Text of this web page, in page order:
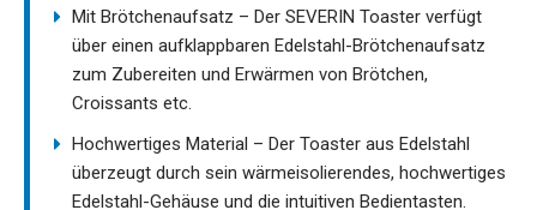
Mit Brötchenaufsatz – Der SEVERIN Toaster verfügt
über einen aufklappbaren Edelstahl-Brötchenaufsatz
zum Zubereiten und Erwärmen von Brötchen,
Croissants etc.
Hochwertiges Material – Der Toaster aus Edelstahl
überzeugt durch sein wärmeisolierendes, hochwertiges
Edelstahl-Gehäuse und die intuitiven Bedientasten.